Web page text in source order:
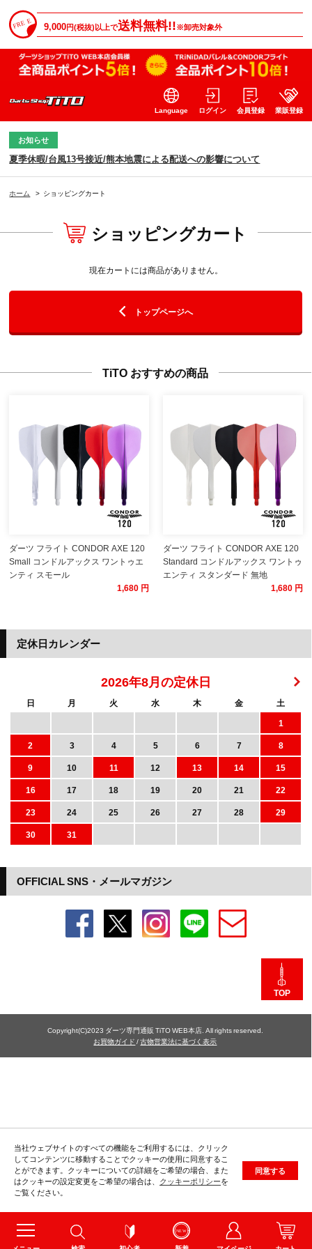
9,000円(税抜)以上で送料無料!!※卸売対象外
Language ログイン 会員登録 業販登録
お知らせ
夏季休暇/台風13号接近/熊本地震による配送への影響について
ホーム > ショッピングカート
ショッピングカート
現在カートには商品がありません。
トップページへ
TiTO おすすめの商品
ダーツ フライト CONDOR AXE 120
Small コンドルアックス ワントゥエ
ンティ スモール
1,680 円
ダーツ フライト CONDOR AXE 120
Standard コンドルアックス ワントゥ
エンティ スタンダード 無地
1,680 円
当社ウェブサイトのすべての機能をご利用するには、クリック
してコンテンツに移動することでクッキーの使用に同意するこ
とができます。クッキーについての詳細をご希望の場合、また
はクッキーの設定変更をご希望の場合は、 クッキーポリシーを
ご覧ください。
同意する
OFFICIAL SNS・メールマガジン
定休日カレンダー
2026年8月の定休日
日 月 火 水 木 金
土
1
2
3 4 5 6 7
8
9
10 11 12 13 14
15
16
17 18 19 20 21
22
23
24 25 26 27 28
29
30
31
TOP
Copyright(C)2023 ダーツ専門通販 TiTO WEB本店. All rights reserved.
お買物ガイド /古物営業法に基づく表示